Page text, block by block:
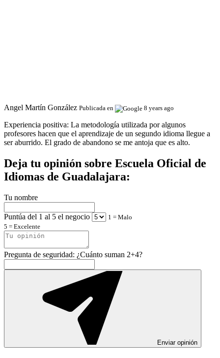
Angel Martín González Publicada en 8 years ago
Experiencia positiva: La metodología utilizada por algunos
profesores hacen que el aprendizaje de un segundo idioma llegue a
ser aburrido. El grado de abandono se me antoja que es alto.
Deja tu opinión sobre Escuela Oficial de
Idiomas de Guadalajara:
Tu nombre
Puntúa del 1 al 5 el negocio
1 = Malo
5 = Excelente
Pregunta de seguridad: ¿Cuánto suman 2+4?
Enviar opinión